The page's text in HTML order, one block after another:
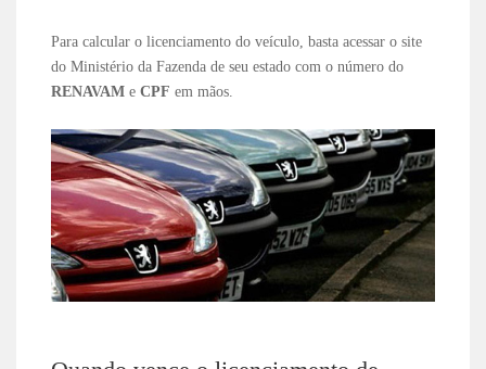
Para calcular o licenciamento do veículo, basta acessar o site
do Ministério da Fazenda de seu estado com o número do
RENAVAM eCPF em mãos.